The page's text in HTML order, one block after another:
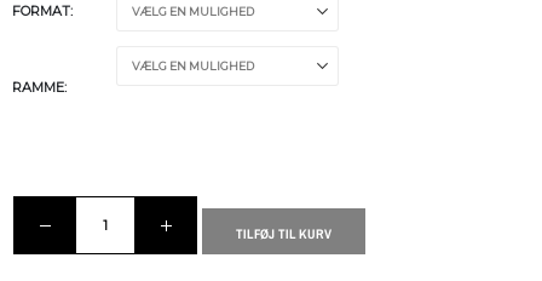
FORMAT
RAMME
TILFØJ TIL KURV